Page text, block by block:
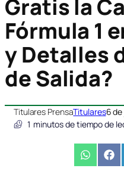
Gratis la
Fórmula 1
y Detalles
de Salida?
Titulares PrensaTitulares6
1 minutos de tiempo de
en